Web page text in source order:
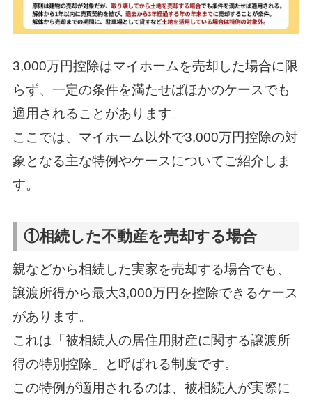
3,000万円控除はマイホームを売却した場合に限
らず、一定の条件を満たせばほかのケースでも
適用されることがあります。
ここでは、マイホーム以外で3,000万円控除の対
象となる主な特例やケースについてご紹介しま
す。
①相続した不動産を売却する場合
親などから相続した実家を売却する場合でも、
譲渡所得から最大3,000万円を控除できるケース
があります。
これは「被相続人の居住用財産に関する譲渡所
得の特別控除」と呼ばれる制度です。
この特例が適用されるのは、被相続人が実際に